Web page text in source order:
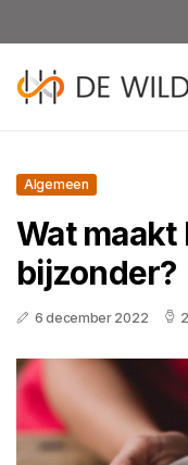
Algemeen
Wat
bijzonder?
6 december 2022